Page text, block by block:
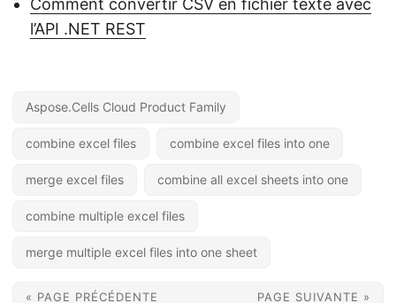
Comment convertir CSV en fichier texte avec
l’API .NET REST
Aspose.Cells Cloud Product Family
combine excel files combine excel files into one
merge excel files combine all excel sheets into one
combine multiple excel files
merge multiple excel files into one sheet
« PAGE PRÉCÉDENTE PAGE SUIVANTE »